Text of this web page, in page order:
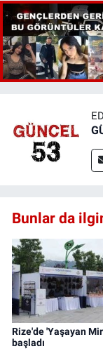
Bunlar da
Rize'de 'Yaşayan
başladı